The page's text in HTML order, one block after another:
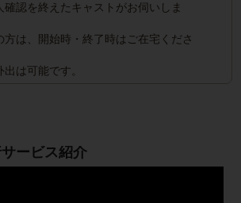
確認を終えたキャストがお伺いしま
方は、開始時・終了時はご在宅くださ
は可能です。
ービス紹介